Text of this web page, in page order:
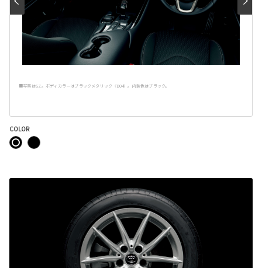
■写真はSZ。ボディカラーはブラックメタリック〈D04〉。内装色はブラック。
COLOR